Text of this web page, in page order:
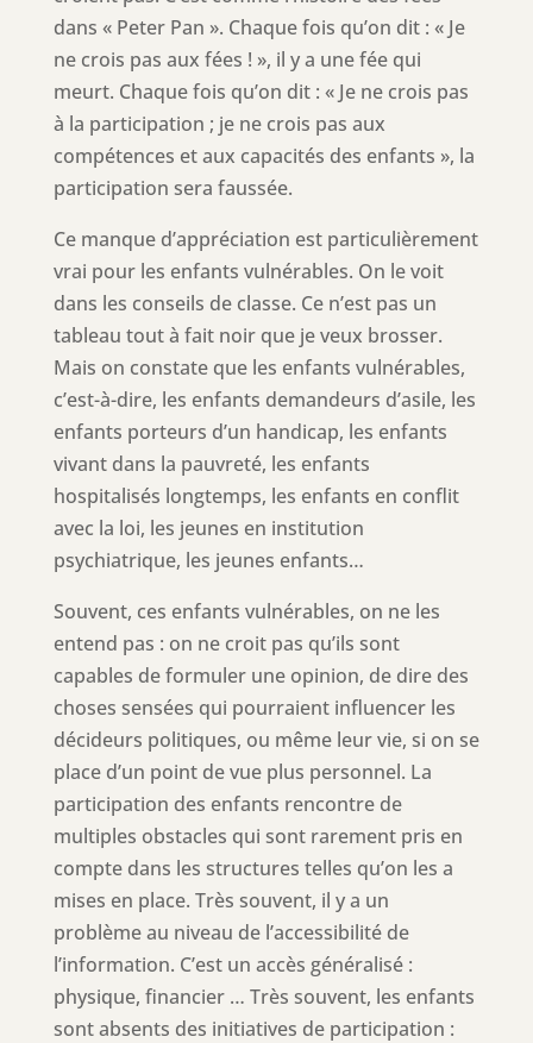
dans « Peter Pan ». Chaque fois qu’on dit : « Je
ne crois pas aux fées ! », il y a une fée qui
meurt. Chaque fois qu’on dit : « Je ne crois pas
à la participation ; je ne crois pas aux
compétences et aux capacités des enfants », la
participation sera faussée.
Ce manque d’appréciation est particulièrement
vrai pour les enfants vulnérables. On le voit
dans les conseils de classe. Ce n’est pas un
tableau tout à fait noir que je veux brosser.
Mais on constate que les enfants vulnérables,
c’est-à-dire, les enfants demandeurs d’asile, les
enfants porteurs d’un handicap, les enfants
vivant dans la pauvreté, les enfants
hospitalisés longtemps, les enfants en conflit
avec la loi, les jeunes en institution
psychiatrique, les jeunes enfants…
Souvent, ces enfants vulnérables, on ne les
entend pas : on ne croit pas qu’ils sont
capables de formuler une opinion, de dire des
choses sensées qui pourraient influencer les
décideurs politiques, ou même leur vie, si on se
place d’un point de vue plus personnel. La
participation des enfants rencontre de
multiples obstacles qui sont rarement pris en
compte dans les structures telles qu’on les a
mises en place. Très souvent, il y a un
problème au niveau de l’accessibilité de
l’information. C’est un accès généralisé :
physique, financier … Très souvent, les enfants
sont absents des initiatives de participation :